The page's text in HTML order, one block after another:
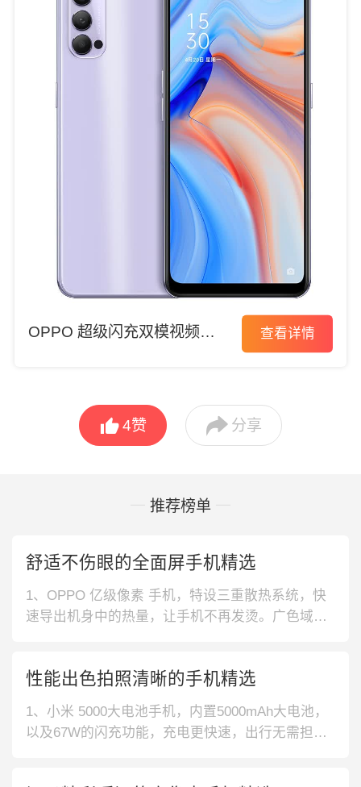
OPPO 超级闪充双模视频手
查看详情
4赞  分享
推荐榜单
舒适不伤眼的全面屏手机精选
1、OPPO 亿级像素 手机，特设三重散热系统，快
速导出机身中的热量，让手机不再发烫。广色域大
画面，视野流畅少延迟。后置超广角镜头，在镜头
中融入更多美景，一键即可还原广阔大片。3、真我
电竞级散热 手
性能出色拍照清晰的手机精选
1、小米 5000大电池手机，内置5000mAh大电池，
以及67W的闪充功能，充电更快速，出行无需担心